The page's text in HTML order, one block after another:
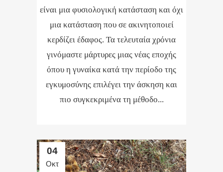
είναι μια φυσιολογική κατάσταση και όχι
μια κατάσταση που σε ακινητοποιεί
κερδίζει έδαφος. Τα τελευταία χρόνια
γινόμαστε μάρτυρες μιας νέας εποχής
όπου η γυναίκα κατά την περίοδο της
εγκυμοσύνης επιλέγει την άσκηση και
πιο συγκεκριμένα τη μέθοδο...
04
Οκτ